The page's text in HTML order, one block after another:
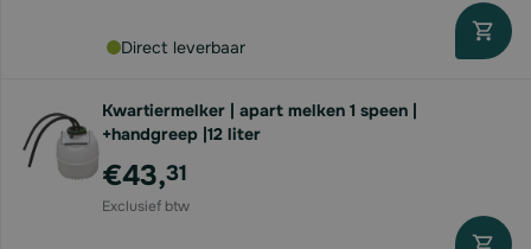
Direct leverbaar
Kwartiermelker | apart melken 1 speen |
+handgreep |12 liter
€43,31